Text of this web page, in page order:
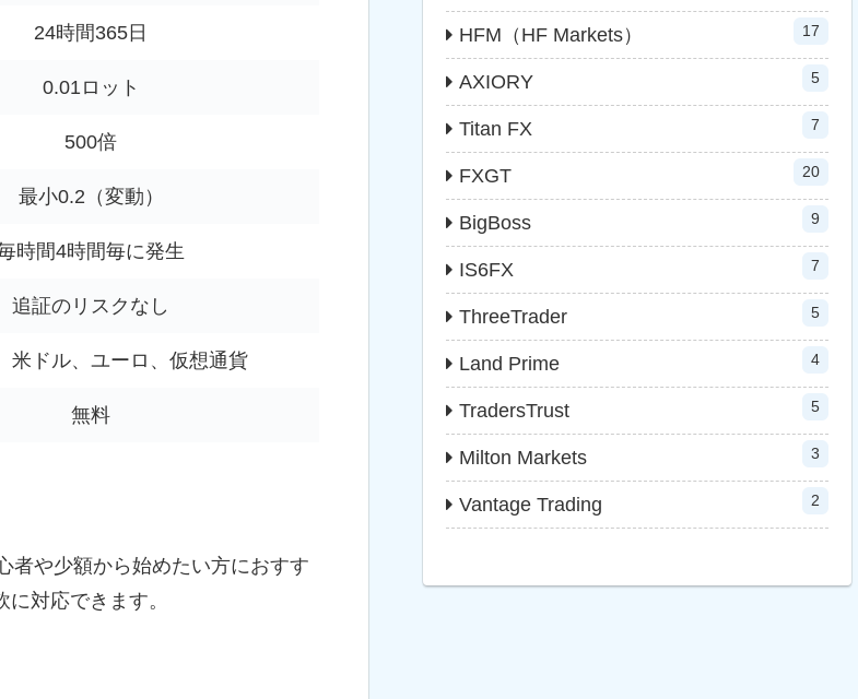
24時間365日
0.01ロット
500倍
最小0.2（変動）
時間4時間毎に発生
追証のリスクなし
米ドル、ユーロ、仮想通貨
無料
者や少額から始めたい方におすす
対応できます。
HFM（HF Markets） 17
AXIORY 5
Titan FX 7
FXGT 20
BigBoss 9
IS6FX 7
ThreeTrader 5
Land Prime 4
TradersTrust 5
Milton Markets 3
Vantage Trading 2